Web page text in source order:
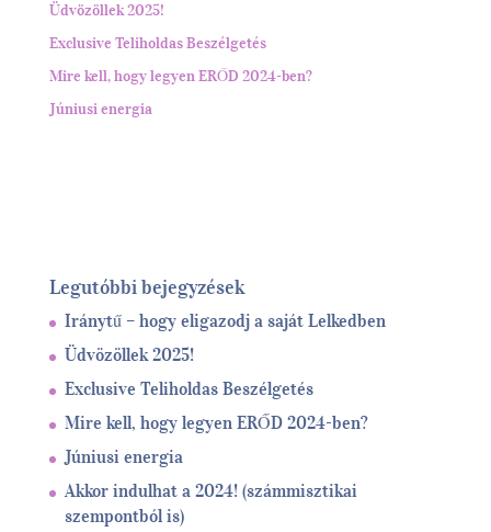
Üdvözöllek 2025!
Exclusive Teliholdas Beszélgetés
Mire kell, hogy legyen ERŐD 2024-ben?
Júniusi energia
Legutóbbi bejegyzések
Iránytű – hogy eligazodj a saját Lelkedben
Üdvözöllek 2025!
Exclusive Teliholdas Beszélgetés
Mire kell, hogy legyen ERŐD 2024-ben?
Júniusi energia
Akkor indulhat a 2024! (számmisztikai
szempontból is)